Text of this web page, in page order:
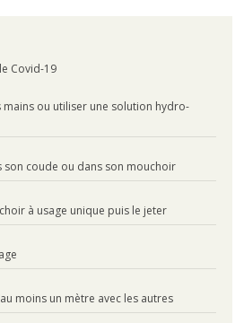
Covid-19
mains ou utiliser une solution hydro-
coude ou dans son mouchoir
à usage unique puis le jeter
moins un mètre avec les autres